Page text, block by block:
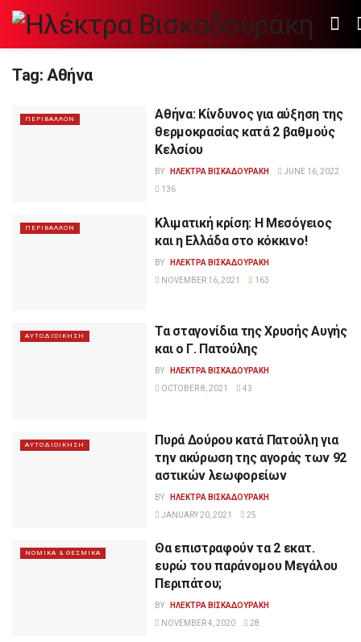
Tag: Αθήνα
ΠΕΡΙΒΑΛΛΟΝ
Αθήνα: Κίνδυνος για αύξηση της
θερμοκρασίας κατά 2 βαθμούς
Κελσίου
BY ΗΛΕΚΤΡΑ ΒΙΣΚΑΔΟΥΡΑΚΗ
JUNE 16, 2022
136
ΠΕΡΙΒΑΛΛΟΝ
Κλιματική κρίση: Η Μεσόγειος
και η Ελλάδα στο κόκκινο!
BY
ΗΛΕΚΤΡΑ ΒΙΣΚΑΔΟΥΡΑΚΗ
NOVEMBER 16, 2021
163
ΑΥΤΟΔΙΟΙΚΗΣΗ
Τα σταγονίδια της Χρυσής Αυγής
και ο Γ. Πατούλης
BY
ΗΛΕΚΤΡΑ ΒΙΣΚΑΔΟΥΡΑΚΗ
OCTOBER 8, 2021
43
ΑΥΤΟΔΙΟΙΚΗΣΗ
Πυρά Δούρου κατά Πατούλη για
την ακύρωση της αγοράς των 92
αστικών λεωφορείων
BY
ΗΛΕΚΤΡΑ ΒΙΣΚΑΔΟΥΡΑΚΗ
JANUARY 20, 2021
25
ΝΟΜΙΚΑ & ΘΕΣΜΙΚΑ
Θα επιστραφούν τα 2 εκατ.
ευρώ του παράνομου Μεγάλου
Περιπάτου;
BY
ΗΛΕΚΤΡΑ ΒΙΣΚΑΔΟΥΡΑΚΗ
NOVEMBER 4, 2020
28